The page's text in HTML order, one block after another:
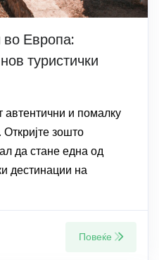
Европа:
туристички
автентични и помалку
зошто
да стане една од
дестинации на
Повеќе